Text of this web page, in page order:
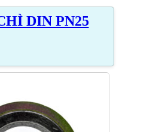
DIN PN25